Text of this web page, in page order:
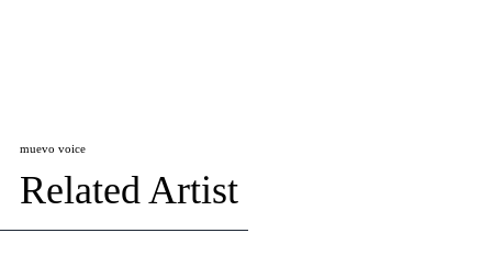
muevo voice
Related Artist